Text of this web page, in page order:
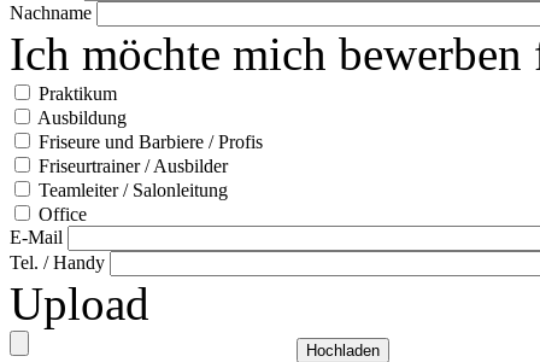
Nachname
Ich möchte mich bewerben
Praktikum
Ausbildung
Friseure und Barbiere / Profis
Friseurtrainer / Ausbilder
Teamleiter / Salonleitung
Office
E-Mail
Tel. / Handy
Upload